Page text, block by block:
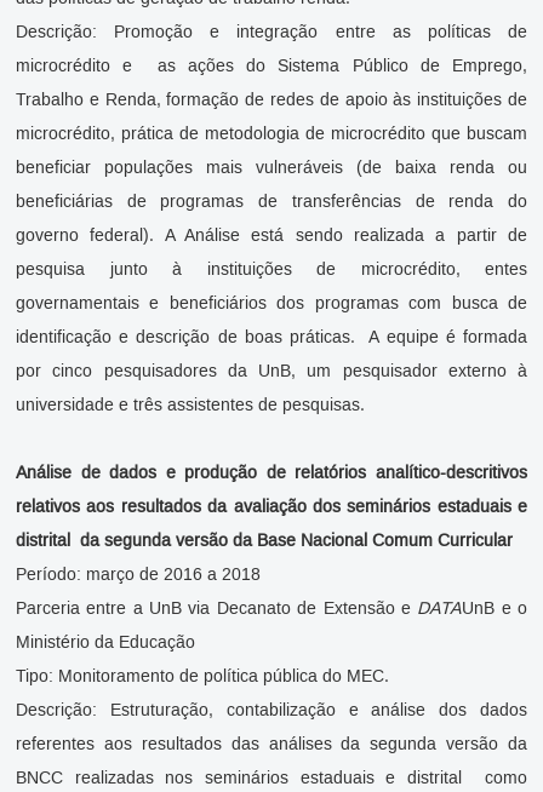
Descrição: Promoção e integração entre as políticas de
microcrédito e as ações do Sistema Público de Emprego,
Trabalho e Renda, formação de redes de apoio às instituições de
microcrédito, prática de metodologia de microcrédito que buscam
beneficiar populações mais vulneráveis (de baixa renda ou
beneficiárias de programas de transferências de renda do
governo federal). A Análise está sendo realizada a partir de
pesquisa junto à instituições de microcrédito, entes
governamentais e beneficiários dos programas com busca de
identificação e descrição de boas práticas. A equipe é formada
por cinco pesquisadores da UnB, um pesquisador externo à
universidade e três assistentes de pesquisas.
Análise de dados e produção de relatórios analítico-descritivos
relativos aos resultados da avaliação dos seminários estaduais e
distrital da segunda versão da Base Nacional Comum Curricular
Período: março de 2016 a 2018
Parceria entre a UnB via Decanato de Extensão e DATAUnB e o
Ministério da Educação
Tipo: Monitoramento de política pública do MEC.
Descrição: Estruturação, contabilização e análise dos dados
referentes aos resultados das análises da segunda versão da
BNCC realizadas nos seminários estaduais e distrital como